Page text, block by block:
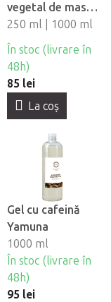
vegetal de masaj
- Cocos-
Ciocolata
250 ml | 1000 ml
În stoc (livrare în
48h)
85 lei
La coş
Gel cu cafeină
Yamuna
1000 ml
În stoc (livrare în
48h)
95 lei